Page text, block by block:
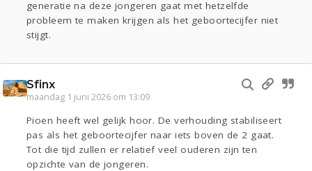
generatie na deze jongeren gaat met hetzelfde
probleem te maken krijgen als het geboortecijfer niet
stijgt.
Sfinx
maandag 1 juni 2026 om 13:09
Pioen heeft wel gelijk hoor. De verhouding stabiliseert
pas als het geboortecijfer naar iets boven de 2 gaat.
Tot die tijd zullen er relatief veel ouderen zijn ten
opzichte van de jongeren.